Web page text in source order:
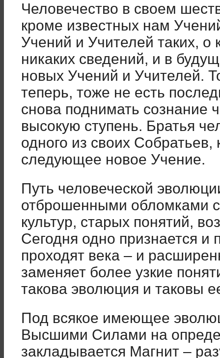
Человечество в своем
кроме известных нам
Учений и Учителей таких,
никаких сведений, и в
новых Учений и Учителей.
теперь, тоже не есть
снова поднимать сознание
высокую ступень. Братья
одного из своих
следующее новое Учение.
Путь человеческой
отброшенными обломками
культур, старых понятий,
Сегодня одно признается и
проходят века – и
заменяет более узкие
такова эволюция и таковы
Под всякое имеющее
Высшими Силами на
закладывается Магнит –